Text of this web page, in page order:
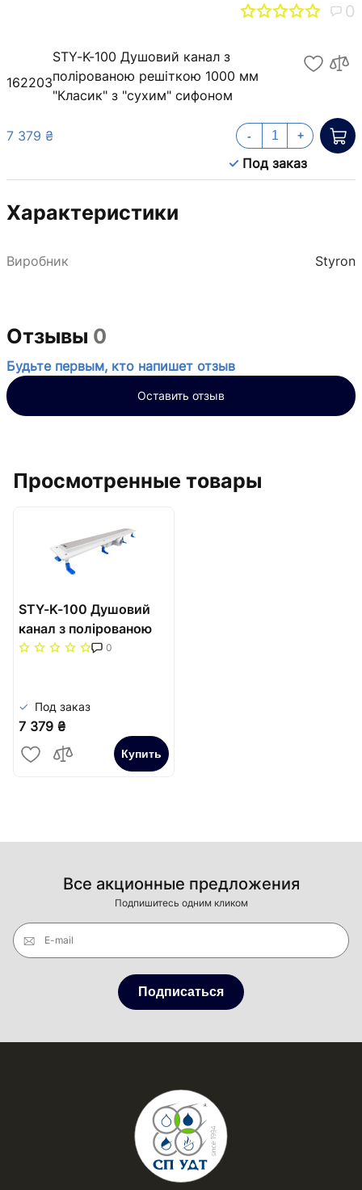
0
162203
STY-K-100 Душовий канал з
полірованою решіткою 1000 мм
"Класик" з "сухим" сифоном
7 379 ₴
Под заказ
- +
Характеристики
Виробник Styron
Отзывы 0
Будьте первым, кто напишет отзыв
Оставить отзыв
Просмотренные товары
STY-K-100 Душовий
канал з полірованою
решіткою 1000 мм
0
Под заказ
7 379 ₴
Купить
Все акционные предложения
Подпишитесь одним кликом
E-mail
Подписаться